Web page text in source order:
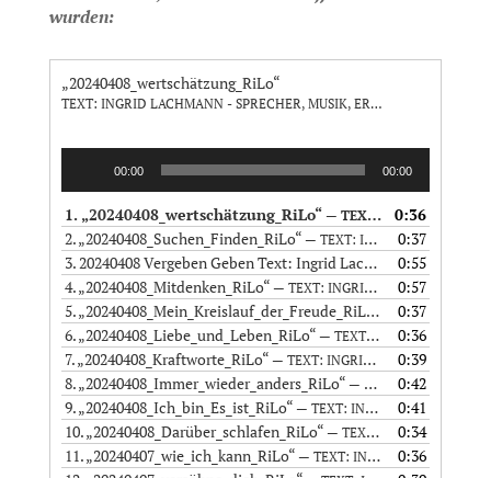
wurden:
„20240408_wertschätzung_RiLo“
TEXT: INGRID LACHMANN - SPRECHER, MUSIK, ERSTELLUNG AUDIODATEI: RICO LÖFFLER
00:00 00:00
1. „20240408_wertschätzung_RiLo“ — TEXT: INGRID LACHMANN - SPRECHER, MUSIK, ERSTELLUNG AUDIODATEI: RICO LÖFFLER
0:36
2.„20240408_Suchen_Finden_RiLo“ — TEXT: INGRID LACHMANN - SPRECHER, MUSIK, ERSTELLUNG AUDIODATEI: RICO LÖFFLER
0:37
3. 20240408 Vergeben Geben Text: Ingrid Lachmann - Sprecher, Musik, Erstellung Audiodatei: Rico Löffler
0:55
4.„20240408_Mitdenken_RiLo“ — TEXT: INGRID LACHMANN - SPRECHER, MUSIK, ERSTELLUNG AUDIODATEI: RICO LÖFFLER
0:57
5.„20240408_Mein_Kreislauf_der_Freude_RiLo“ — TEXT: INGRID
0:37
6.„20240408_Liebe_und_Leben_RiLo“ — TEXT: INGRID LACHMANN - SPRECHER, MUSIK, ERSTELLUNG AUDIODATEI: RICO LÖFFLER
0:36
7.„20240408_Kraftworte_RiLo“ — TEXT: INGRID LACHMANN - SPRECHER, MUSIK, ERSTELLUNG AUDIODATEI: RICO LÖFFLER
0:39
8.„20240408_Immer_wieder_anders_RiLo“ — TEXT: INGRID LACHMANN - SPRECHER, MUSIK, ERSTELLUNG AUDIODATEI: RICO LÖFFLER
0:42
9.„20240408_Ich_bin_Es_ist_RiLo“ — TEXT: INGRID LACHMANN - SPRECHER, MUSIK, ERSTELLUNG AUDIODATEI: RICO LÖFFLER
0:41
10.„20240408_Darüber_schlafen_RiLo“ — TEXT: INGRID LACHMANN - SPRECHER, MUSIK, ERSTELLUNG AUDIODATEI: RICO LÖFFLER
0:34
11.„20240407_wie_ich_kann_RiLo“ — TEXT: INGRID LACHMANN - SPRECHER, MUSIK, ERSTELLUNG AUDIODATEI: RICO LÖFFLER
0:36